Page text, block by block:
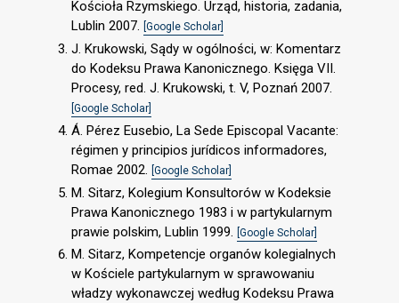
Kościoła Rzymskiego. Urząd, historia, zadania,
Lublin 2007. [Google Scholar]
J. Krukowski, Sądy w ogólności, w: Komentarz
do Kodeksu Prawa Kanonicznego. Księga VII.
Procesy, red. J. Krukowski, t. V, Poznań 2007.
[Google Scholar]
Á. Pérez Eusebio, La Sede Episcopal Vacante:
régimen y principios jurídicos informadores,
Romae 2002. [Google Scholar]
M. Sitarz, Kolegium Konsultorów w Kodeksie
Prawa Kanonicznego 1983 i w partykularnym
prawie polskim, Lublin 1999.
[Google Scholar]
M. Sitarz, Kompetencje organów kolegialnych
w Kościele partykularnym w sprawowaniu
władzy wykonawczej według Kodeksu Prawa